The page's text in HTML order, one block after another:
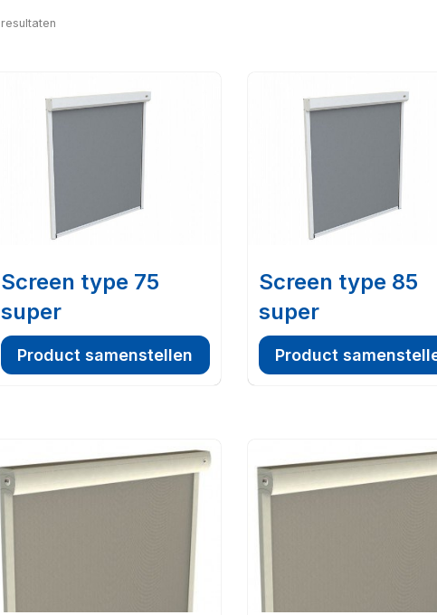
resultaten
Screen type 75
super
Product samenstellen
Screen type 85
super
Product